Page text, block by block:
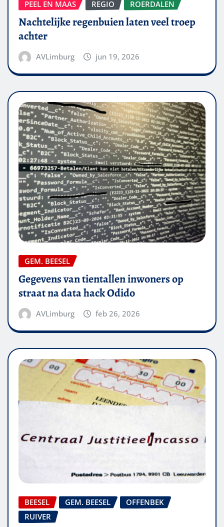
PEEL EN MAAS REGIO ROERDALEN
Nachtelijke regenbuien laten veel troep
achter
AVLimburg jun 19, 2026
GEM. BEESEL
Gegevens van tientallen inwoners op
straat na data hack Odido
AVLimburg feb 26, 2026
BEESEL GEM. BEESEL
OFFENBEK
RUIVER